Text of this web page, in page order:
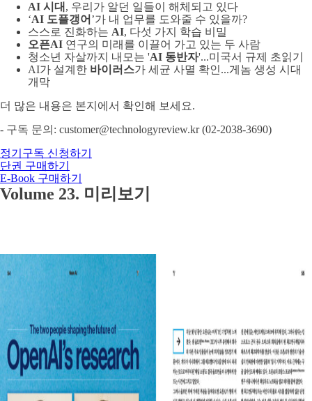
AI 시대 , 우리가 알던 일들이 해체되고 있다
‘AI 도플갱어 ’가 내 업무를 도와줄 수 있을까?
스스로 진화하는 AI, 다섯 가지 학습 비밀
오픈AI 연구의 미래를 이끌어 가고 있는 두 사람
청소년 자살까지 내모는 'AI 동반자'...미국서 규제 초읽기
AI가 설계한 바이러스가 세균 사멸 확인...게놈 생성 시대
개막
더 많은 내용은 본지에서 확인해 보세요.
- 구독 문의: customer@technologyreview.kr (02-2038-3690)
정기구독 신청하기
단권 구매하기
E-Book 구매하기
Volume 23. 미리보기